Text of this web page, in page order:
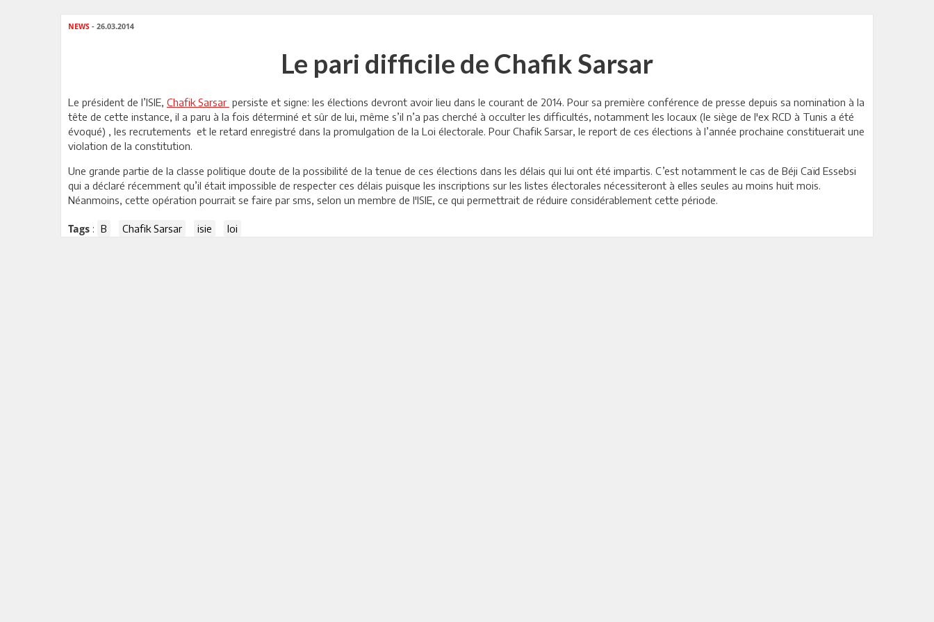
NEWS - 26.03.2014
Le pari difficile de Chafik Sarsar
Le président de l’ISIE, Chafik Sarsar persiste et signe: les élections devront avoir lieu dans le courant de 2014. Pour sa première conférence de presse depuis sa nomination à la
tête de cette instance, il a paru à la fois déterminé et sûr de lui, même s’il n’a pas cherché à occulter les difficultés, notamment les locaux (le siège de l'ex RCD à Tunis a été
évoqué) , les recrutements et le retard enregistré dans la promulgation de la Loi électorale. Pour Chafik Sarsar, le report de ces élections à l’année prochaine constituerait une
violation de la constitution.
Une grande partie de la classe politique doute de la possibilité de la tenue de ces élections dans les délais qui lui ont été impartis. C’est notamment le cas de Béji Caïd Essebsi
qui a déclaré récemment qu’il était impossible de respecter ces délais puisque les inscriptions sur les listes électorales nécessiteront à elles seules au moins huit mois.
Néanmoins, cette opération pourrait se faire par sms, selon un membre de l'ISIE, ce qui permettrait de réduire considérablement cette période.
Tags : B Chafik Sarsar isie loi